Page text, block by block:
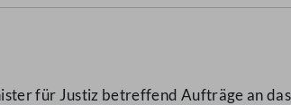
für Justiz betreffend Aufträge an